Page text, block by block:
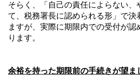
そらく、「自己の責任によらない、
て、税務署長に認められる形」で決
ますが、実際に期限内での受付が
ります。
余裕を持った期限前の手続きが望ま